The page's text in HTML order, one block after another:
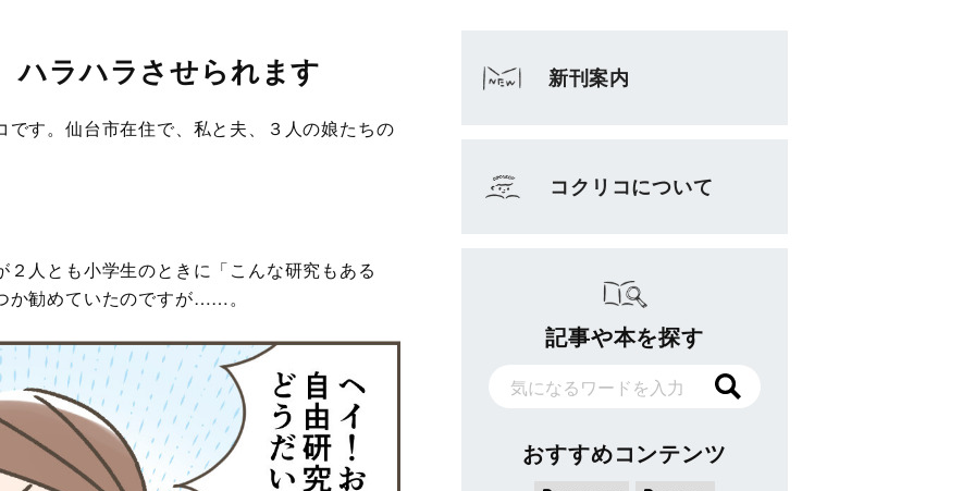
ハラハラさせられます
す。仙台市在住で、私と夫、３人の娘たちの
人とも小学生のときに「こんな研究もある
勧めていたのですが……。
新刊案内
コクリコについて
記事や本を探す
おすすめコンテンツ